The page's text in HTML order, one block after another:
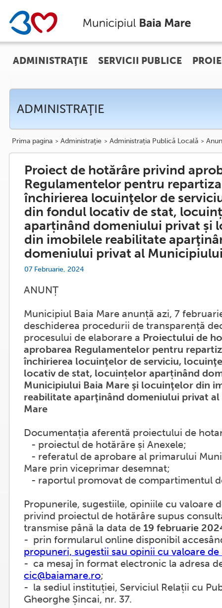
ADMINISTRAŢIE
Prima pagina Administraţie Administrația Publică Locală
Proiect de hotărâre privind
Regulamentelor pentru
închirierea locuinţelor de
din fondul locativ de stat,
aparținând domeniului privat și
din imobilele reabilitate
domeniului privat al
07 Februarie, 2024
ANUNȚ
Municipiul Baia Mare anunță azi, 7
deschiderea procedurii de transparență
procesului de elaborare a Proiectului de
aprobarea Regulamentelor pentru
închirierea locuinţelor de serviciu,
locativ de stat, locuințelor aparținând
Municipiului Baia Mare şi locuinţelor din
reabilitate aparţinând domeniului privat
Mare
Documentația aferentă proiectului de
- proiectul de hotărăre și Anexele;
- referatul de aprobare al primarului
Mare prin viceprimar desemnat;
- raportul promovat de compartimentul
Propunerile, sugestiile, opiniile cu valoare
privind proiectul de hotărâre supus
transmise până la data de 19 februarie
- prin formularul online disponibil
propuneri, sugestii sau opinii cu valoare
- ca mesaj în format electronic la adresa
cic@baiamare.ro;
- la sediul instituției, Serviciul Relații cu
Gheorghe Șincai, nr. 37.
ADMINISTRAŢIE SERVICII PUBLICE